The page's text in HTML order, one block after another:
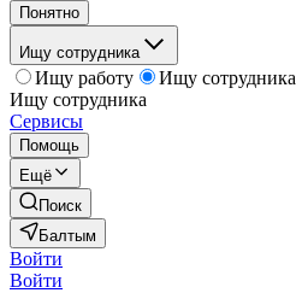
Понятно
Ищу сотрудника
Ищу работу
Ищу сотрудника
Ищу сотрудника
Сервисы
Помощь
Ещё
Поиск
Балтым
Войти
Войти